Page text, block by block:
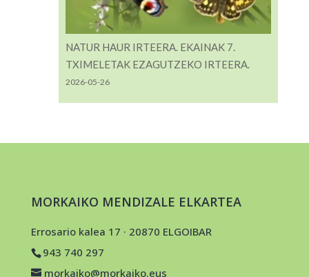
NATUR HAUR IRTEERA. EKAINAK 7.
TXIMELETAK EZAGUTZEKO IRTEERA.
2026-05-26
MORKAIKO MENDIZALE ELKARTEA
Errosario kalea 17 · 20870 ELGOIBAR
943 740 297
morkaiko@morkaiko.eus